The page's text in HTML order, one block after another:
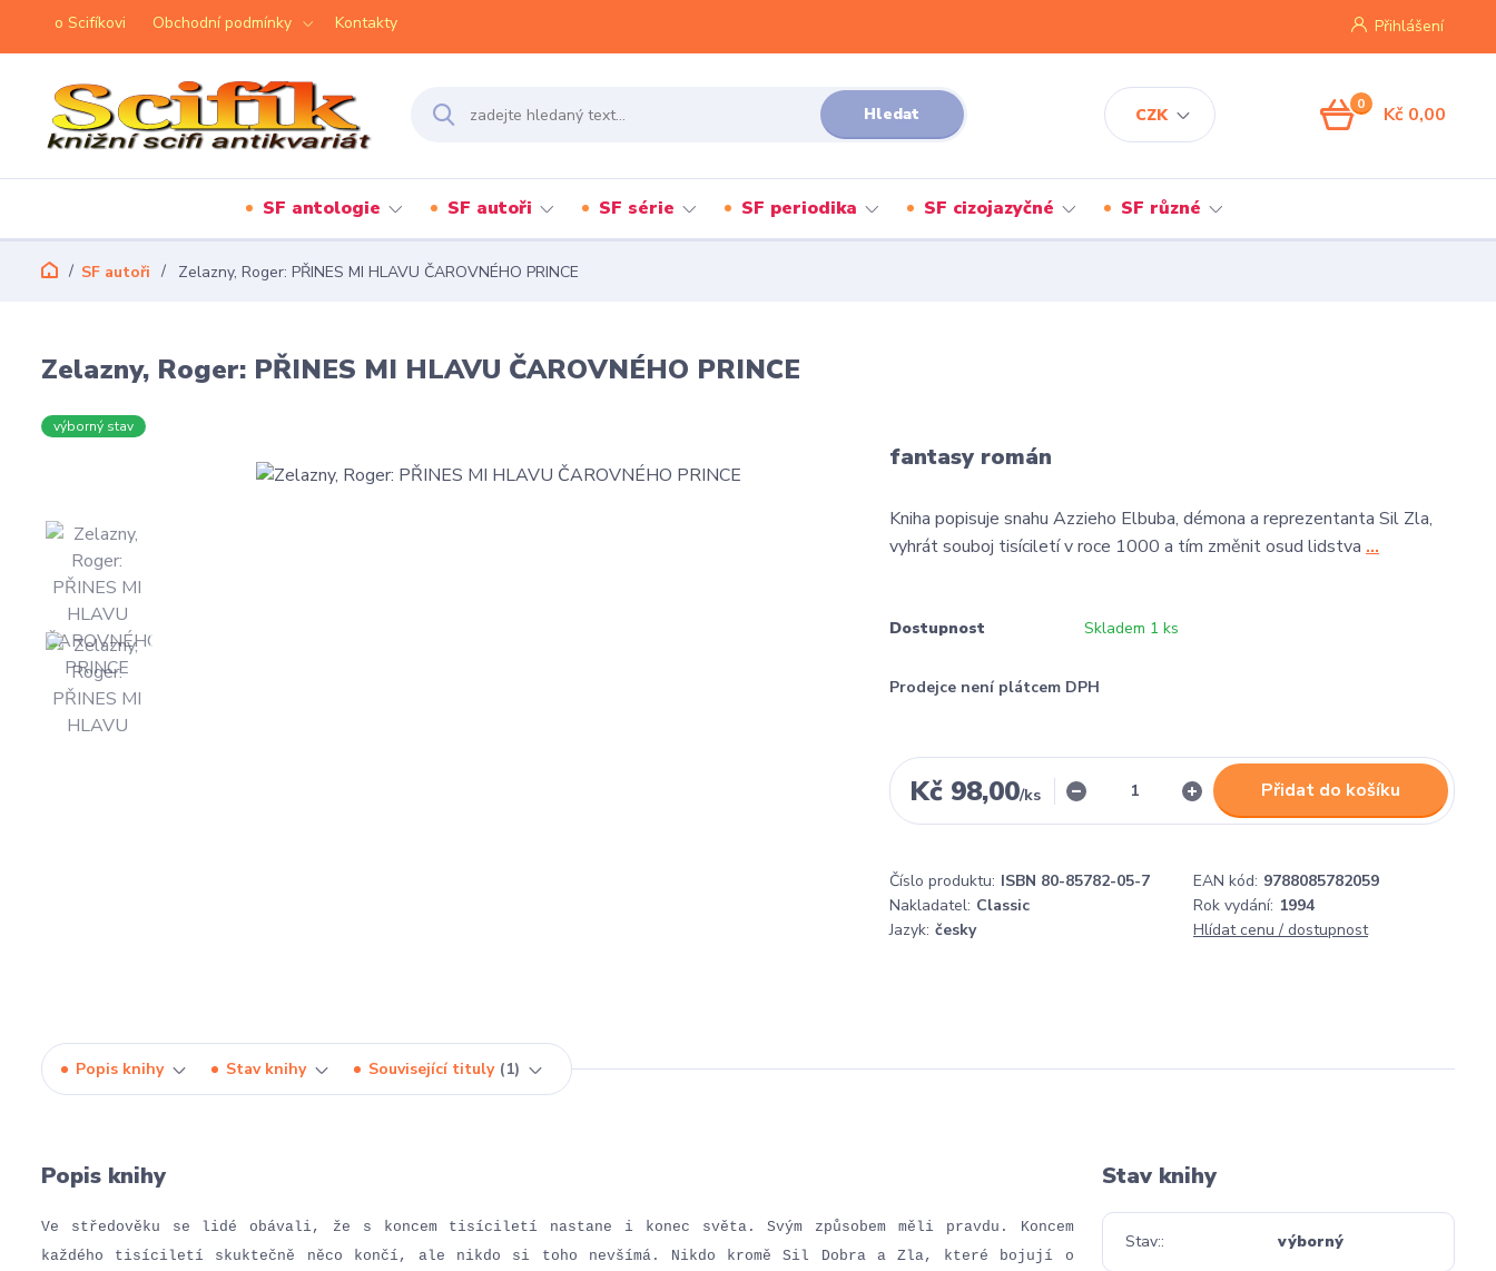
o Scifíkovi Obchodní podmínky Kontakty
CZK
Přihlášení
Hledat 0 Kč 0,00
SF antologie SF autoři SF série SF periodika SF cizojazyčné SF různé
SF autoři Zelazny, Roger: PŘINES MI HLAVU ČAROVNÉHO PRINCE
Zelazny, Roger: PŘINES MI HLAVU ČAROVNÉHO PRINCE
výborný stav
fantasy román
Kniha popisuje snahu Azzieho Elbuba, démona a reprezentanta Sil Zla,
vyhrát souboj tisíciletí v roce 1000 a tím změnit osud lidstva ...
Dostupnost Skladem 1 ks
Prodejce není plátcem DPH
Kč 98,00/ks Přidat do košíku
Číslo produktu: ISBN 80-85782-05-7 EAN kód: 9788085782059
Nakladatel: Classic Rok vydání: 1994
Jazyk: česky Hlídat cenu / dostupnost
Popis knihy Stav knihy Související tituly 1
Popis knihy
Ve středověku se lidé obávali, že s koncem tisíciletí nastane i konec světa. Svým způsobem měli pravdu. Koncem
každého tisíciletí skuktečně něco končí, ale nikdo si toho nevšímá. Nikdo kromě Sil Dobra a Zla, které bojují o
Stav knihy
Stav: výborný